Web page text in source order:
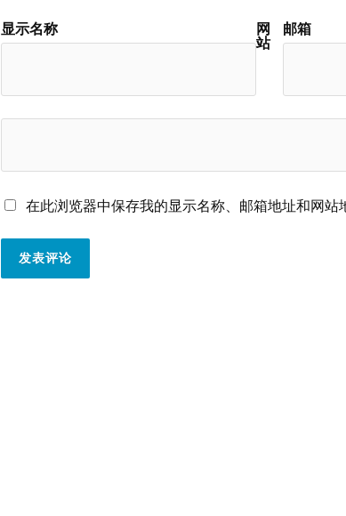
显示名称 邮箱
网
站
在此浏览器中保存我的显示名称、邮箱地址和网站